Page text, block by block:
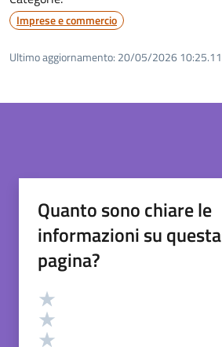
Imprese e commercio
Ultimo aggiornamento: 20/05/2026 10:25.11
Quanto sono chiare le
informazioni su questa
pagina?
Valutazione